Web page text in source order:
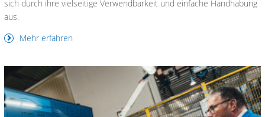
sich durch ihre vielseitige Verwendbarkeit und einfache Handhabung
aus.
Mehr erfahren